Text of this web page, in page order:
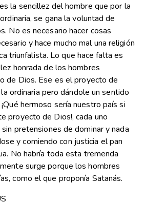
la sencillez del hombre que por la
se gana la voluntad de
No es necesario hacer cosas
y hace mucho mal una religión
triunfalista. Lo que hace falta es
honrada de los hombres
de Dios. Ese es el proyecto de
ordinaria pero dándole un sentido
hermoso sería nuestro país si
proyecto de Dios!, cada uno
pretensiones de dominar y nada
y comiendo con justicia el pan
No habría toda esta tremenda
surge porque los hombres
como el que proponía Satanás.